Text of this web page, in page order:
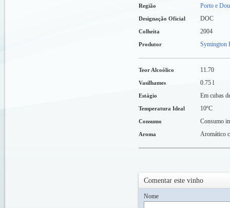
Região Porto e
Designação Oficial DOC
Colheita 2004
Produtor Symington
Teor Alcoólico 11.70
Vasilhames 0.75 l
Estágio Em cubas
Temperatura Ideal 10ºC
Consumo Consumo
Aroma Aromático
Comentar este vinho
Nome